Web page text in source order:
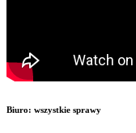
Biuro: wszystkie sprawy